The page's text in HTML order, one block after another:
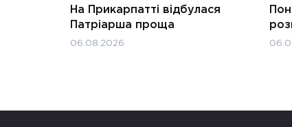
На Прикарпатті відбулася
Патріарша проща
06.08.2026